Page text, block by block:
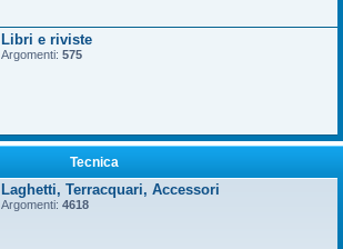
Libri e riviste
Argomenti: 575
Tecnica
Laghetti, Terracquari, Accessori
Argomenti: 4618